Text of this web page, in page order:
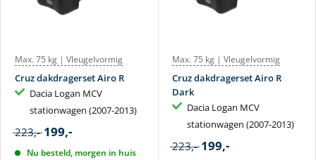
Max. 75 kg | Vleugelvormig
Cruz dakdragerset Airo R
Dacia Logan MCV
stationwagen (2007-2013)
223,- 199,-
Nu besteld, morgen in huis
Max. 75 kg | Vleugelvormig
Cruz dakdragerset Airo R
Dark
Dacia Logan MCV
stationwagen (2007-2013)
223,- 199,-